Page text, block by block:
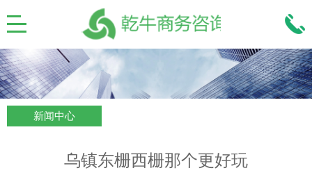
新闻中心
乌镇东栅西栅那个更好玩